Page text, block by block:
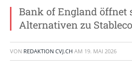
Bank of England öffnet
Alternativen zu
VON REDAKTION CVJ.CH AM 19. MAI 2026